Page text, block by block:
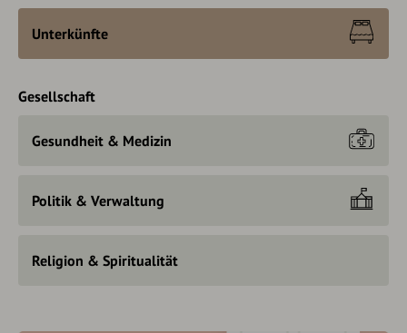
Unterkünfte
Gesellschaft
Gesundheit & Medizin
Politik & Verwaltung
Religion & Spiritualität